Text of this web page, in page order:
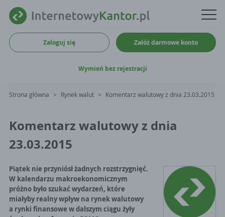
Zaloguj się Załóż darmowe konto
Wymień bez rejestracji
Strona główna > Rynek walut > Komentarz walutowy z dnia 23.03.2015
Komentarz walutowy z dnia
23.03.2015
Piątek nie przyniósł żadnych rozstrzygnięć.
W kalendarzu makroekonomicznym
próżno było szukać wydarzeń, które
miałyby realny wpływ na rynek walutowy
a rynki finansowe w dalszym ciągu żyły